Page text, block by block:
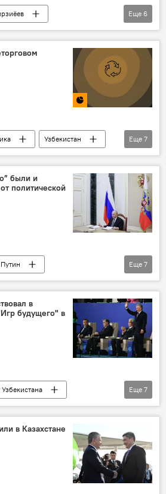
Еще 6
Узбекистан
статистика
Еще 7
были и
политической
Общество
Еще 7
в
будущего" в
рабочий визит
игры
Еще 7
в Казахстане